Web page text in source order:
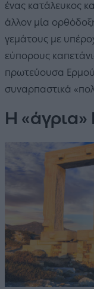
ένας κατάλευκος
άλλον μία
γεμάτους με
εύπορους
πρωτεύουσα
συναρπαστικά
Η «άγρια»